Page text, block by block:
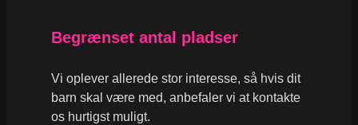
Begrænset antal pladser
Vi oplever allerede stor interesse, så hvis dit
barn skal være med, anbefaler vi at kontakte
os hurtigst muligt.